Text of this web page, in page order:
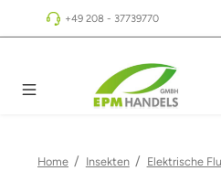
Zum Hauptinhalt springen
+49 208 - 37739770
Home / Insekten / Elektrische